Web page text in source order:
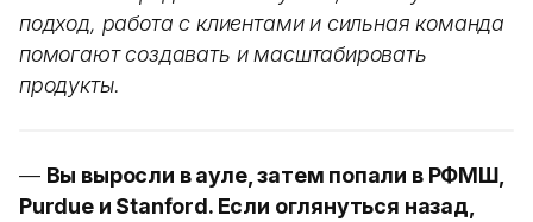
подход, работа с клиентами и сильная команда
помогают создавать и масштабировать
продукты.
— Вы выросли в ауле, затем попали в РФМШ,
Purdue и Stanford. Если оглянуться назад,